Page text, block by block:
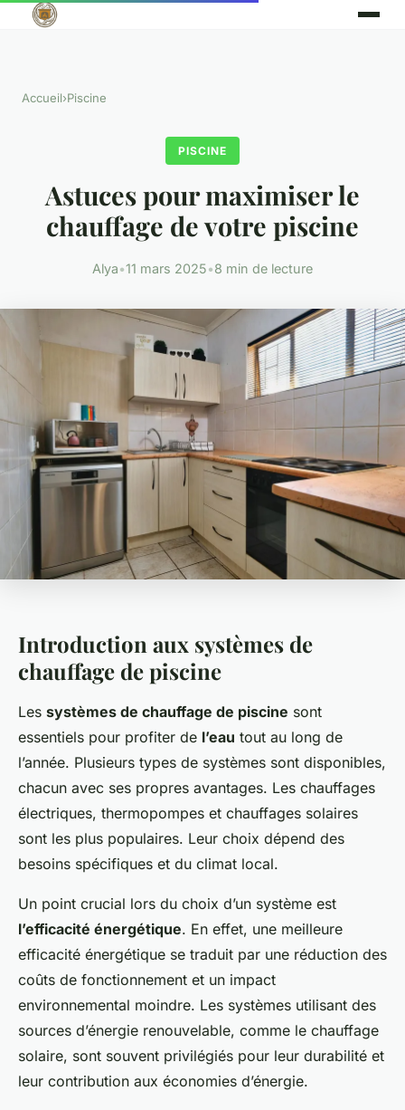
Accueil›Piscine
PISCINE
Astuces pour maximiser le
chauffage de votre piscine
Alya•11 mars 2025•8 min de lecture
Introduction aux systèmes de
chauffage de piscine
Les systèmes de chauffage de piscine sont
essentiels pour profiter de l’eau tout au long de
l’année. Plusieurs types de systèmes sont disponibles,
chacun avec ses propres avantages. Les chauffages
électriques, thermopompes et chauffages solaires
sont les plus populaires. Leur choix dépend des
besoins spécifiques et du climat local.
Un point crucial lors du choix d’un système est
l’efficacité énergétique. En effet, une meilleure
efficacité énergétique se traduit par une réduction des
coûts de fonctionnement et un impact
environnemental moindre. Les systèmes utilisant des
sources d’énergie renouvelable, comme le chauffage
solaire, sont souvent privilégiés pour leur durabilité et
leur contribution aux économies d’énergie.